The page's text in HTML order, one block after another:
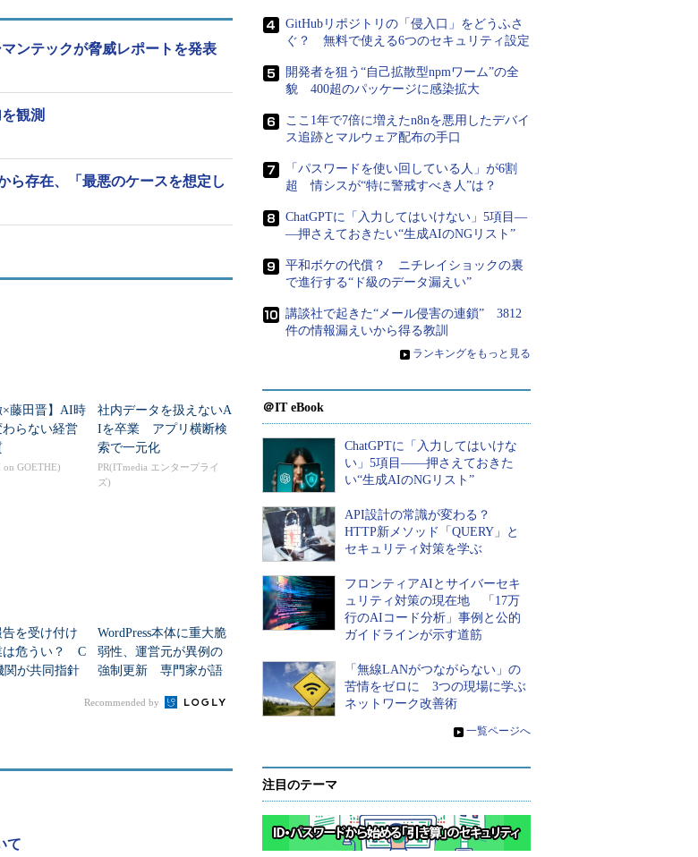
極東事業開発ディレクター チャンギュウ・
てしまう。タイミングによって
する恐れがある。
の報告によれば、システムの状態
10万回、あるいは250万回という
形式（RSA標準の暗号鍵フォ
多くのアクセスを試す必要がある
も、「だからといって“大丈
刻さを踏まえ、発見後、フィンラ
に関して情報漏えいにつながる
を解析した結果、この脆弱性は、
見られている（
関連記事）。
きなどとは全く言えない。むし
ざまなアプリケーションのさま
ンテックが脅威レポートを発表
観測
ら存在、「最悪のケースを想定し
×藤田晋】AI時
らない経営
on GOETHE)
社内データを扱えないA
Iを卒業 アプリ横断検
索で一元化
PR(ITmedia エンタープライ
ズ)
を受け付け
は危うい？ C
関が共同指針
WordPress本体に重大脆
弱性、運営元が異例の
強制更新 専門家が語
Recommended by
て
GitHubリポジトリの「侵入口」をどうふさ
ぐ？ 無料で使える6つのセキュリティ設定
開発者を狙う“自己拡散型npmワーム”の全
貌 400超のパッケージに感染拡大
ここ1年で7倍に増えたn8nを悪用したデバイ
ス追跡とマルウェア配布の手口
「パスワードを使い回している人」が6割
超 情シスが“特に警戒すべき人”は？
ChatGPTに「入力してはいけない」5項目―
―押さえておきたい“生成AIのNGリスト”
平和ボケの代償？ ニチレイショックの裏
で進行する“ド級のデータ漏えい”
講談社で起きた“メール侵害の連鎖” 3812
件の情報漏えいから得る教訓
» ランキングをもっと見る
＠IT eBook
ChatGPTに「入力してはいけな
い」5項目――押さえておきた
い“生成AIのNGリスト”
API設計の常識が変わる？
HTTP新メソッド「QUERY」と
セキュリティ対策を学ぶ
フロンティアAIとサイバーセキ
ュリティ対策の現在地 「17万
行のAIコード分析」事例と公的
ガイドラインが示す道筋
「無線LANがつながらない」の
苦情をゼロに 3つの現場に学ぶ
ネットワーク改善術
» 一覧ページへ
注目のテーマ